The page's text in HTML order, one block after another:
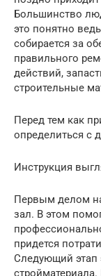
Большинство
это понятно
собирается за
правильного
действий,
строительные
Перед тем как
определиться с
Инструкция
Первым делом
зал. В этом
придется
Следующий этап